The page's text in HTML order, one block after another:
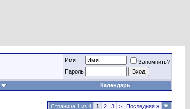
Имя
Запомнить?
Пароль
Календарь
Страница 1 из 4 1 2 3 > Последняя »